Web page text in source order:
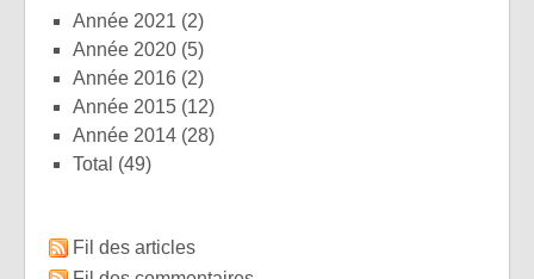
année 2021 (2)
année 2020 (5)
année 2016 (2)
année 2015 (12)
année 2014 (28)
total (49)
Fil des articles